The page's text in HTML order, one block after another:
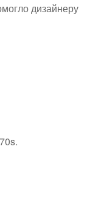
дизайнеру